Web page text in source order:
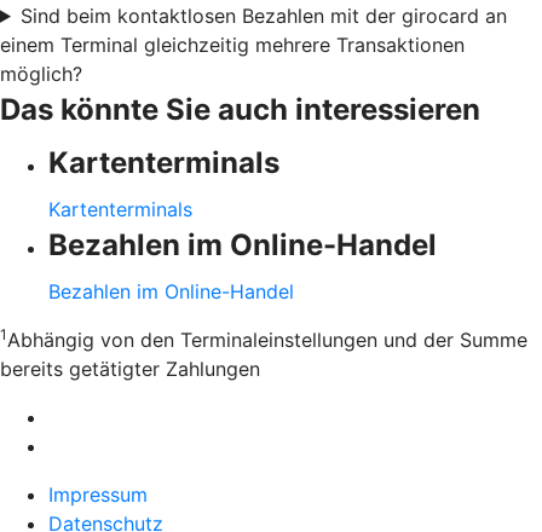
Sind beim kontaktlosen Bezahlen mit der girocard an
einem Terminal gleichzeitig mehrere Transaktionen
möglich?
Das könnte Sie auch interessieren
Kartenterminals
Kartenterminals
Bezahlen im Online-Handel
Bezahlen im Online-Handel
1 Abhängig von den Terminaleinstellungen und der Summe
bereits getätigter Zahlungen
Impressum
Datenschutz